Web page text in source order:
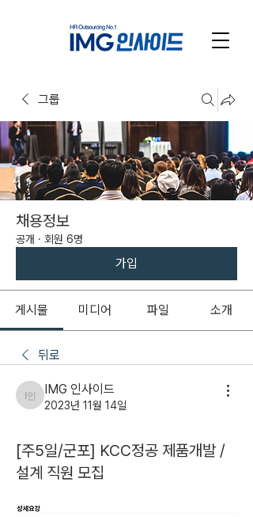
그룹
채용정보
공개 · 회원 6명
가입
게시물 미디어 파일 소개
뒤로
IMG 인사이드
IMG 인사이드
2023년 11월 14일
[주5일/군포] KCC정공 제품개발 /
설계 직원 모집